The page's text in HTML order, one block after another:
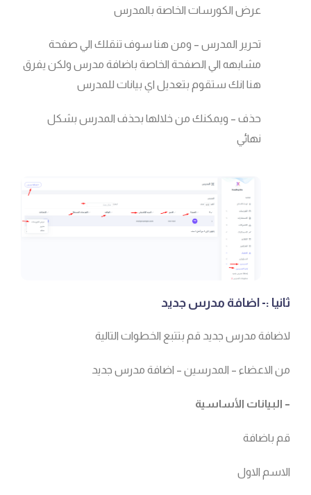
عرض الكورسات الخاصة بالمدرس
تحرير المدرس – ومن هنا سوف تنقلك الي صفحة
مشابهه الي الصفحة الخاصة باضافة مدرس ولكن يفرق
هنا انك ستقوم بتعديل اي بيانات للمدرس
حذف – ويمكنك من خلالها بحذف المدرس بشكل
نهائي
ثانيا :- اضافة مدرس جديد
لاضافة مدرس جديد قم بتتبع الخطوات التالية
من الاعضاء – المدرسين – اضافة مدرس جديد
– البيانات الأساسية
قم باضافة
الاسم الاول